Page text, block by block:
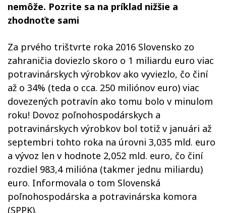
nemôže. Pozrite sa na príklad nižšie a
zhodnoťte sami
Za prvého trištvrte roka 2016 Slovensko zo
zahraničia doviezlo skoro o 1 miliardu euro viac
potravinárskych výrobkov ako vyviezlo, čo činí
až o 34% (teda o cca. 250 miliónov euro) viac
dovezených potravín ako tomu bolo v minulom
roku! Dovoz poľnohospodárskych a
potravinárskych výrobkov bol totiž v januári až
septembri tohto roka na úrovni 3,035 mld. euro
a vývoz len v hodnote 2,052 mld. euro, čo činí
rozdiel 983,4 milióna (takmer jednu miliardu)
euro. Informovala o tom Slovenská
poľnohospodárska a potravinárska komora
(SPPK).